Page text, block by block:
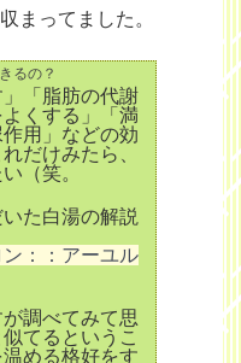
まってました。
るの？
「脂肪の代謝
くする」「満
用」などの効
だけみたら、
（笑。
た白湯の解説
：：アーユル
調べてみて思
似てるというこ
める格好をす